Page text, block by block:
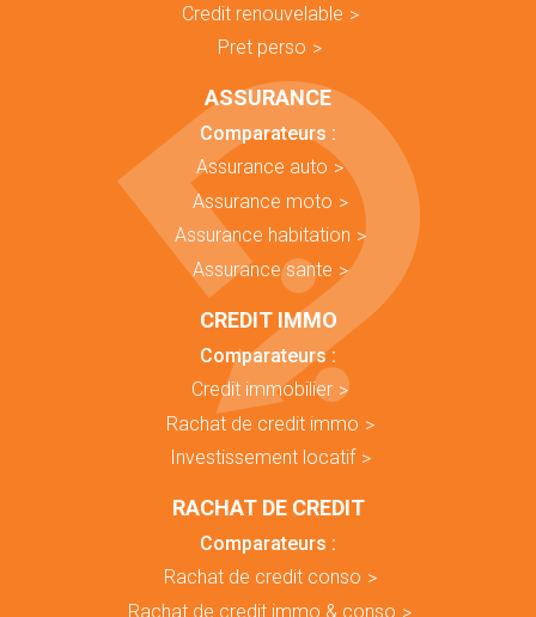
Credit renouvelable
Pret perso
ASSURANCE
Comparateurs :
Assurance auto
Assurance moto
Assurance habitation
Assurance sante
CREDIT IMMO
Comparateurs :
Credit immobilier
Rachat de credit immo
Investissement locatif
RACHAT DE CREDIT
Comparateurs :
Rachat de credit conso
Rachat de credit immo & conso